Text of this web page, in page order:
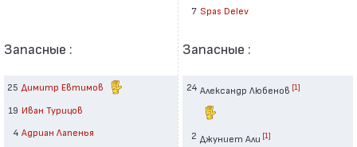
Запасные :
25 Димитр Евтимов
19 Иван Турицов
4 Адриан Лапенья
7 Spas Delev
Запасные :
24 Александр Любенов [1]
2 Джуниет Али [1]